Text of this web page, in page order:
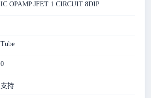
IC OPAMP JFET 1 CIRCUIT 8DIP
Tube
0
支持